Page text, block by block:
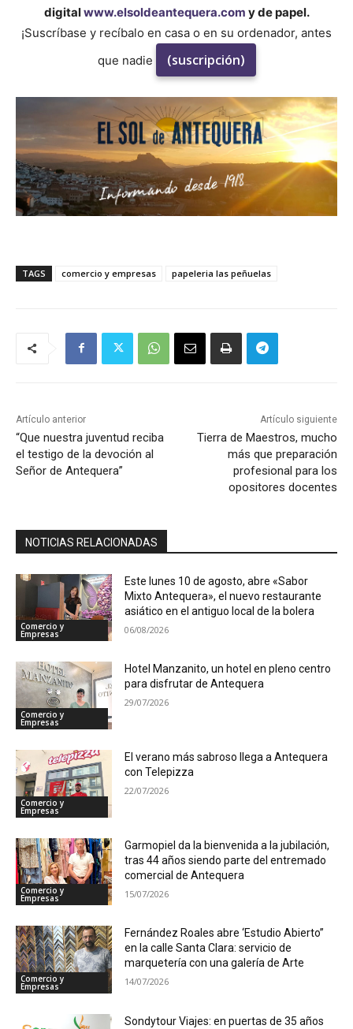
digitalwww.elsoldeantequera.com y de papel.
¡Suscríbase y recíbalo en casa o en su ordenador, antes
que nadie
(suscripción)
TAGS comercio y empresas papeleria las peñuelas
Artículo anterior
“Que nuestra juventud reciba
el testigo de la devoción al
Señor de Antequera”
Artículo siguiente
Tierra de Maestros, mucho
más que preparación
profesional para los
opositores docentes
NOTICIAS RELACIONADAS
Comercio y
Empresas
Este lunes 10 de agosto, abre «Sabor
Mixto Antequera», el nuevo restaurante
asiático en el antiguo local de la bolera
06/08/2026
Comercio y
Empresas
Hotel Manzanito, un hotel en pleno centro
para disfrutar de Antequera
29/07/2026
Comercio y
Empresas
El verano más sabroso llega a Antequera
con Telepizza
22/07/2026
Comercio y
Empresas
Garmopiel da la bienvenida a la jubilación,
tras 44 años siendo parte del entremado
comercial de Antequera
15/07/2026
Comercio y
Empresas
Fernández Roales abre ‘Estudio Abierto”
en la calle Santa Clara: servicio de
marquetería con una galería de Arte
14/07/2026
Sondytour Viajes: en puertas de 35 años